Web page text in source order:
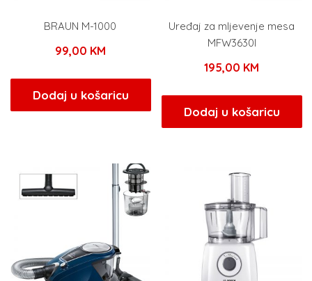
BRAUN M-1000
99,00 KM
Dodaj u košaricu
Uređaj za mljevenje mesa
MFW3630I
195,00 KM
Dodaj u košaricu